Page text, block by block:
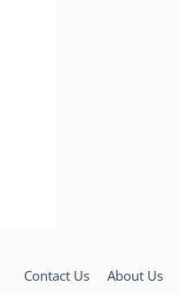
Contact Us About Us